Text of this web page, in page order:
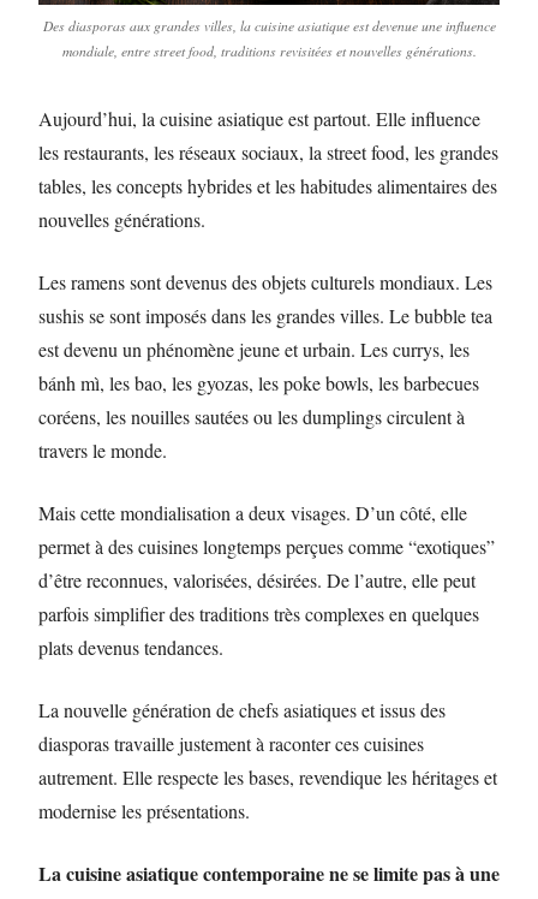
Des diasporas aux grandes villes, la cuisine asiatique est devenue une influence
mondiale, entre street food, traditions revisitées et nouvelles générations.
Aujourd’hui, la cuisine asiatique est partout. Elle influence
les restaurants, les réseaux sociaux, la street food, les grandes
tables, les concepts hybrides et les habitudes alimentaires des
nouvelles générations.
Les ramens sont devenus des objets culturels mondiaux. Les
sushis se sont imposés dans les grandes villes. Le bubble tea
est devenu un phénomène jeune et urbain. Les currys, les
bánh mì, les bao, les gyozas, les poke bowls, les barbecues
coréens, les nouilles sautées ou les dumplings circulent à
travers le monde.
Mais cette mondialisation a deux visages. D’un côté, elle
permet à des cuisines longtemps perçues comme “exotiques”
d’être reconnues, valorisées, désirées. De l’autre, elle peut
parfois simplifier des traditions très complexes en quelques
plats devenus tendances.
La nouvelle génération de chefs asiatiques et issus des
diasporas travaille justement à raconter ces cuisines
autrement. Elle respecte les bases, revendique les héritages et
modernise les présentations.
La cuisine asiatique contemporaine ne se limite pas à une